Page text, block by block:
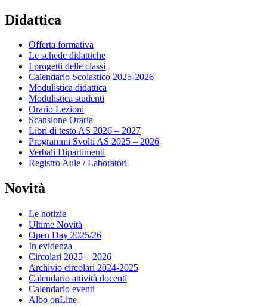
Didattica
Offerta formativa
Le schede didattiche
I progetti delle classi
Calendario Scolastico 2025-2026
Modulistica didattica
Modulistica studenti
Orario Lezioni
Scansione Oraria
Libri di testo AS 2026 – 2027
Programmi Svolti AS 2025 – 2026
Verbali Dipartimenti
Registro Aule / Laboratori
Novità
Le notizie
Ultime Novità
Open Day 2025/26
In evidenza
Circolari 2025 – 2026
Archivio circolari 2024-2025
Calendario attività docenti
Calendario eventi
Albo onLine